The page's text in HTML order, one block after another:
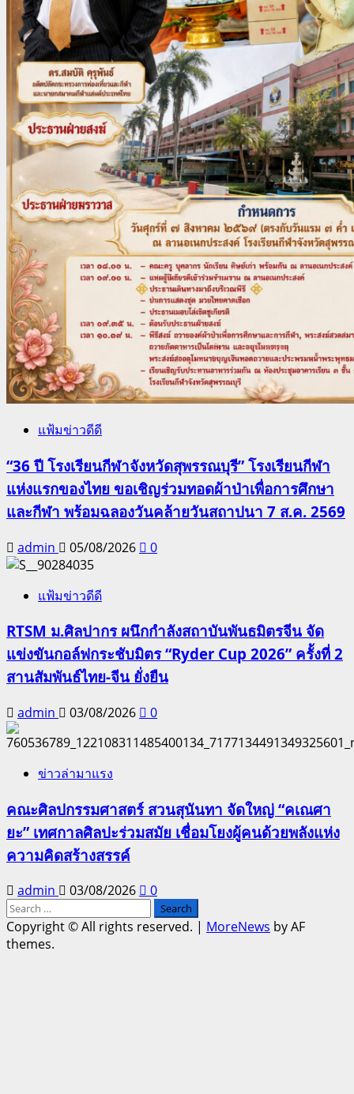
แฟ้มข่าวดีดี
“36 ปี โรงเรียนกีฬาจังหวัดสุพรรณบุรี” โรงเรียนกีฬา
แห่งแรกของไทย ขอเชิญร่วมทอดผ้าป่าเพื่อการศึกษา
และกีฬา พร้อมฉลองวันคล้ายวันสถาปนา 7 ส.ค. 2569
admin 05/08/2026 0
แฟ้มข่าวดีดี
RTSM ม.ศิลปากร ผนึกกำลังสถาบันพันธมิตรจีน จัด
แข่งขันกอล์ฟกระชับมิตร “Ryder Cup 2026” ครั้งที่ 2
สานสัมพันธ์ไทย-จีน ยั่งยืน
admin 03/08/2026 0
ข่าวล่ามาแรง
คณะศิลปกรรมศาสตร์ สวนสุนันทา จัดใหญ่ “คเณศา
ยะ” เทศกาลศิลปะร่วมสมัย เชื่อมโยงผู้คนด้วยพลังแห่ง
ความคิดสร้างสรรค์
admin 03/08/2026
0
Search
for:
Copyright © All rights reserved. | MoreNews by AF
themes.